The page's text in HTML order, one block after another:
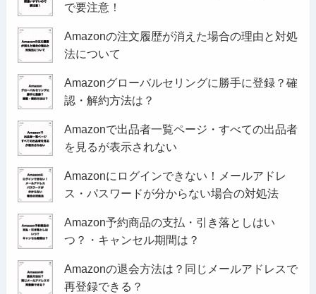
で要注意！
Amazonの注文履歴が消えた場合の理由と対処
法について
Amazonグローバルセリングに勝手に登録？確
認・解約方法は？
Amazonで出品者一覧ページ・すべての出品者
を見るが表示されない
Amazonにログインできない！メールアドレ
ス・パスワードが分からない場合の対処法
Amazon予約商品の支払・引き落としはい
つ？・キャンセル期間は？
Amazonの退会方法は？同じメールアドレスで
再登録できる？